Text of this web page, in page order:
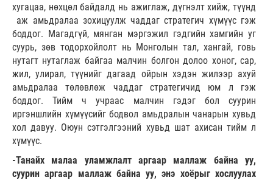
хугацаа, нөхцөл байдалд нь ажиглаж, дүгнэлт хийж, түүнд
аж амьдралаа зохицуулж чаддаг стратегич хүмүүс гэж
боддог. Магадгүй, мянган мэргэжил гэдгийн хамгийн уг
суурь, зөв тодорхойлолт нь Монголын тал, хангай, говь
нутагт нутаглаж байгаа малчин болгон долоо хоног, сар,
жил, улирал, түүнийг дагаад ойрын хэдэн жилээр ахуй
амьдралаа төлөвлөж чаддаг стратегичид юм л гэж
боддог. Тийм ч учраас малчин гэдэг бол суурин
иргэншлийн хүмүүсийг бодвол амьдралын чанарын хувьд
хол давуу. Оюун сэтгэлгээний хувьд шат ахисан тийм л
хүмүүс.
-Танайх малаа уламжлалт аргаар маллаж байна уу,
суурин аргаар маллаж байна уу, энэ хоёрыг хослуулах